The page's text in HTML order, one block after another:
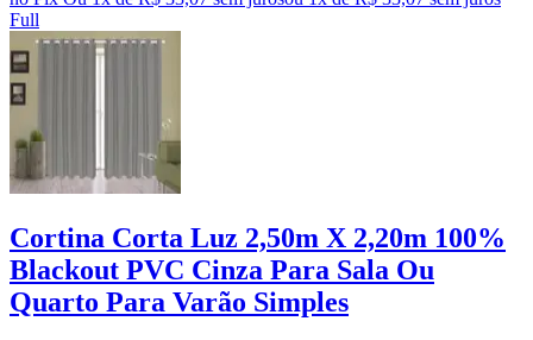
Full
Cortina Corta Luz 2,50m X 2,20m 100%
Blackout PVC Cinza Para Sala Ou
Quarto Para Varão Simples